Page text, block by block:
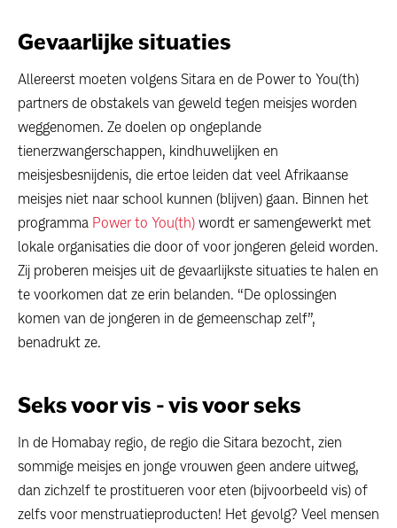
Gevaarlijke situaties
Allereerst moeten volgens Sitara en de Power to You(th)
partners de obstakels van geweld tegen meisjes worden
weggenomen. Ze doelen op ongeplande
tienerzwangerschappen, kindhuwelijken en
meisjesbesnijdenis, die ertoe leiden dat veel Afrikaanse
meisjes niet naar school kunnen (blijven) gaan. Binnen het
programma Power to You(th) wordt er samengewerkt met
lokale organisaties die door of voor jongeren geleid worden.
Zij proberen meisjes uit de gevaarlijkste situaties te halen en
te voorkomen dat ze erin belanden. “De oplossingen
komen van de jongeren in de gemeenschap zelf”,
benadrukt ze.
Seks voor vis - vis voor seks
In de Homabay regio, de regio die Sitara bezocht, zien
sommige meisjes en jonge vrouwen geen andere uitweg,
dan zichzelf te prostitueren voor eten (bijvoorbeeld vis) of
zelfs voor menstruatieproducten! Het gevolg? Veel mensen